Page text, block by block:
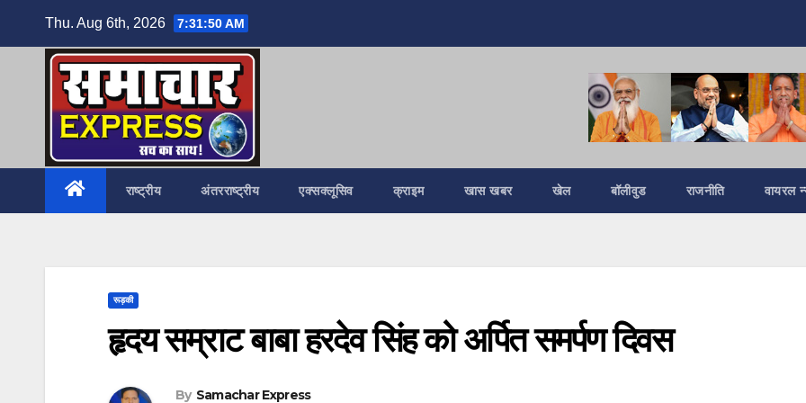
Thu. Aug 6th, 2026 7:31:51 AM
राष्ट्रीय अंतरराष्ट्रीय एक्सक्लूसिव क्राइम खास खबर खेल बॉलीवुड राजनीति वायरल
रूड़की
हृदय सम्राट बाबा हरदेव सिंह को अर्पित समर्पण दिवस
By Samachar Express